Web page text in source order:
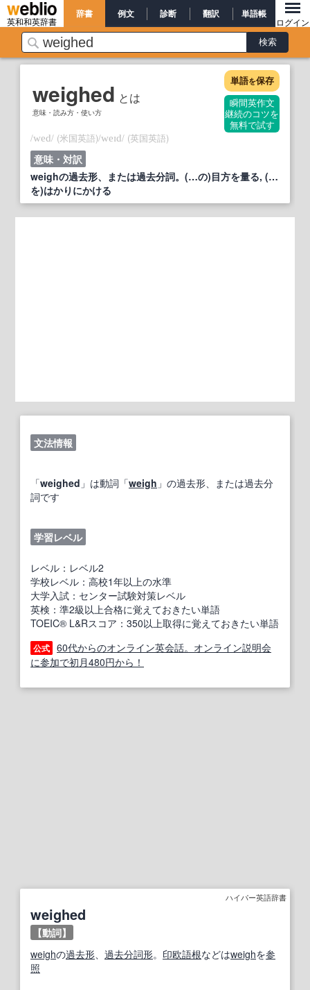
英和和英辞書
辞書 例文 診断 翻訳 単語帳
ログイン
weighed とは
意味・読み方・使い方
単語を保存
瞬間英作文
継続のコツを
無料で試す
/wed/ (米国英語)/weɪd/ (英国英語)
意味・対訳
weighの過去形、または過去分詞。(…の)目方を量る, (…
を)はかりにかける
文法情報
「weighed 」は動詞「weigh 」の過去形、または過去分
詞です
学習レベル
レベル：レベル2
学校レベル：高校1年以上の水準
大学入試：センター試験対策レベル
英検：準2級以上合格に覚えておきたい単語
TOEIC® L&Rスコア：350以上取得に覚えておきたい単語
公式 60代からのオンライン英会話。オンライン説明会
に参加で初月480円から！
ハイパー英語辞書
weighed
【動詞】
weighの過去形、 過去分詞形。 印欧語根などはweighを参
照